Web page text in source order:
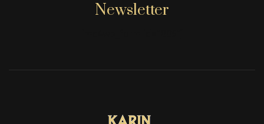
Newsletter